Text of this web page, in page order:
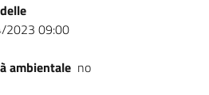
2023 09:00
ambientale no